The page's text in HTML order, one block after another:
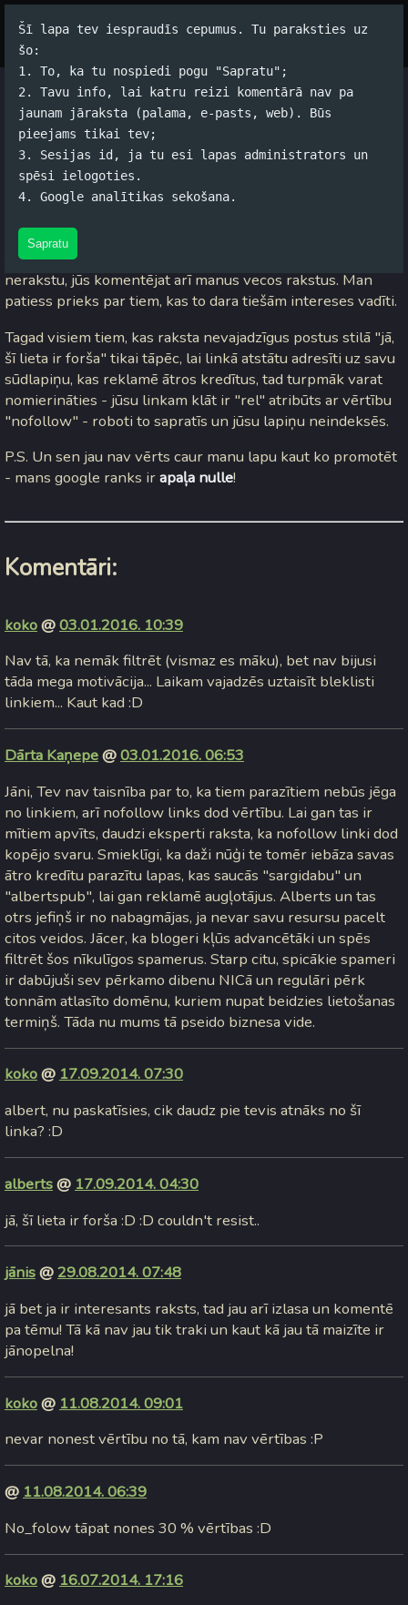
Šī lapa tev iespraudīs cepumus. Tu paraksties uz
šo:
1. To, ka tu nospiedi pogu "Sapratu";
2. Tavu info, lai katru reizi komentārā nav pa
jaunam jāraksta (palama, e-pasts, web). Būs
pieejams tikai tev;
3. Sesijas id, ja tu esi lapas administrators un
spēsi ielogoties.
4. Google analītikas sekošana.
Sapratu
Paziņojums ātro kredītu
promoteriem
Jānis Rubļevskis (koko) / 15.07.2014. 12:16 /
Jāsaka, ka man dikti glaimo tas, ka, pat tad, ja es ilglaicīgi
nerakstu, jūs komentējat arī manus vecos rakstus. Man
patiess prieks par tiem, kas to dara tiešām intereses vadīti.
Tagad visiem tiem, kas raksta nevajadzīgus postus stilā "jā,
šī lieta ir forša" tikai tāpēc, lai linkā atstātu adresīti uz savu
sūdlapiņu, kas reklamē ātros kredītus, tad turpmāk varat
nomierināties - jūsu linkam klāt ir "rel" atribūts ar vērtību
"nofollow" - roboti to sapratīs un jūsu lapiņu neindeksēs.
P.S. Un sen jau nav vērts caur manu lapu kaut ko promotēt
- mans google ranks irapaļa nulle!
Komentāri:
koko@03.01.2016. 10:39
Nav tā, ka nemāk filtrēt (vismaz es māku), bet nav bijusi
tāda mega motivācija... Laikam vajadzēs uztaisīt bleklisti
linkiem... Kaut kad :D
Dārta Kaņepe@03.01.2016. 06:53
Jāni, Tev nav taisnība par to, ka tiem parazītiem nebūs jēga
no linkiem, arī nofollow links dod vērtību. Lai gan tas ir
mītiem apvīts, daudzi eksperti raksta, ka nofollow linki dod
kopējo svaru. Smieklīgi, ka daži nūģi te tomēr iebāza savas
ātro kredītu parazītu lapas, kas saucās "sargidabu" un
"albertspub", lai gan reklamē augļotājus. Alberts un tas
otrs jefiņš ir no nabagmājas, ja nevar savu resursu pacelt
citos veidos. Jācer, ka blogeri kļūs advancētāki un spēs
filtrēt šos nīkulīgos spamerus. Starp citu, spicākie spameri
ir dabūjuši sev pērkamo dibenu NICā un regulāri pērk
tonnām atlasīto domēnu, kuriem nupat beidzies lietošanas
termiņš. Tāda nu mums tā pseido biznesa vide.
koko@ 17.09.2014. 07:30
albert, nu paskatīsies, cik daudz pie tevis atnāks no šī
linka? :D
alberts@ 17.09.2014. 04:30
jā, šī lieta ir forša :D :D couldn't resist..
jānis@29.08.2014. 07:48
jā bet ja ir interesants raksts, tad jau arī izlasa un komentē
pa tēmu! Tā kā nav jau tik traki un kaut kā jau tā maizīte ir
jānopelna!
koko@ 11.08.2014. 09:01
nevar nonest vērtību no tā, kam nav vērtības :P
@ 11.08.2014. 06:39
No_folow tāpat nones 30 % vērtības :D
koko@ 16.07.2014. 17:16